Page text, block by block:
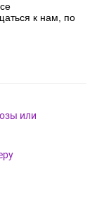
к нам, по
или